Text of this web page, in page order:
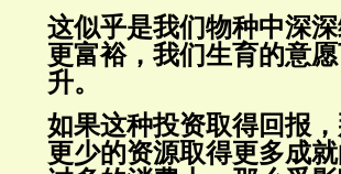
这似乎是我们物种中深
更富裕，我们生育的意
升。
如果这种投资取得回报
更少的资源取得更多成